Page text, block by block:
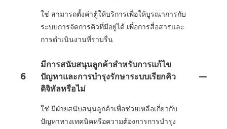
ใช่ สามารถตั้งค่าตู้ให้บริการเพื่อให้บูรณาการกับ
ระบบการจัดการคิวที่มีอยู่ได้ เพื่อการสื่อสารและ
การดำเนินงานที่ราบรื่น
6
มีการสนับสนุนลูกค้าสำหรับการแก้ไข
ปัญหาและการบำรุงรักษาระบบเรียกคิว
ดิจิทัลหรือไม่
ใช่ มีฝ่ายสนับสนุนลูกค้าเพื่อช่วยเหลือเกี่ยวกับ
ปัญหาทางเทคนิคหรือความต้องการการบำรุง